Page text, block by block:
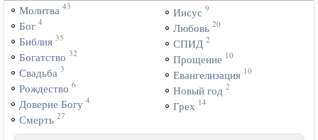
Молитва 43
Бог 4
Библия 35
Богатство 32
Свадьба 3
Рождество 6
Доверие Богу 4
Смерть 27
Иисус 9
Любовь 20
СПИД 2
Прощение 10
Евангелизация 10
Новый год 2
Грех 14